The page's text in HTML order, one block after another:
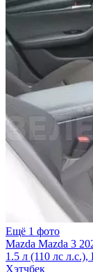
Ещё 1 фото
Mazda Mazda 3
1.5 л (110 лс
Хэтчбек